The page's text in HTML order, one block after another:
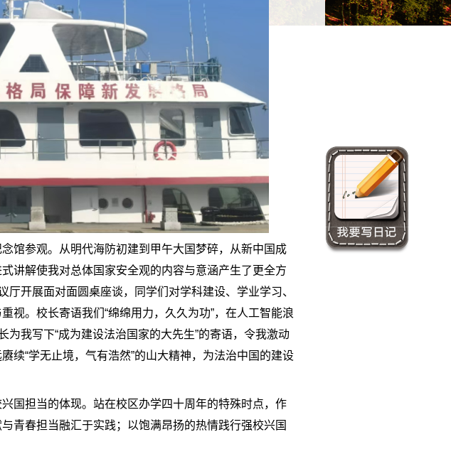
馆参观。从明代海防初建到甲午大国梦碎，从新中国成
讲解使我对总体国家安全观的内容与意涵产生了更全方
开展面对面圆桌座谈，同学们对学科建设、学业学习、
视。校长寄语我们“绵绵用力，久久为功”，在人工智能浪
我写下“成为建设法治国家的大先生”的寄语，令我激动
续“学无止境，气有浩然”的山大精神，为法治中国的建设
国担当的体现。站在校区办学四十周年的特殊时点，作
青春担当融汇于实践；以饱满昂扬的热情践行强校兴国